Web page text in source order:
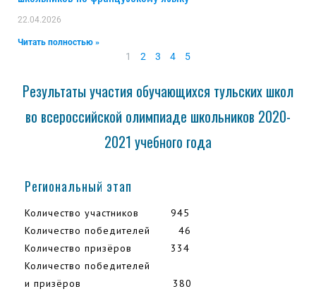
22.04.2026
Читать полностью »
1 2 3 4 5
Результаты участия обучающихся тульских школ
во всероссийской олимпиаде школьников 2020-
2021 учебного года
Региональный этап
Количество участников 945
Количество победителей 46
Количество призёров 334
Количество победителей
и призёров 380